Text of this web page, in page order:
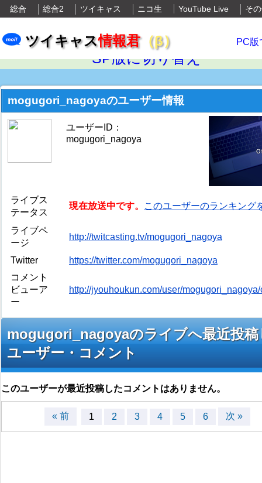
総合 総合2 ツイキャス ニコ生 YouTube Live そ
ツイキャス情報君（β） PC版
SP版に切り替え
mogugori_nagoyaのユーザー情報
ユーザーID：
mogugori_nagoya
ライブス
テータス
現在放送中です。 このユーザーのランキング
ライブペ
ージ
http://twitcasting.tv/mogugori_nagoya
Twitter
https://twitter.com/mogugori_nagoya
コメント
ビューア
ー
http://jyouhoukun.com/user/
mogugori_nagoyaのライブへ最近投稿
ユーザー・コメント
このユーザーが最近投稿したコメントはありません。
« 前 1 2 3 4 5 6 次 »